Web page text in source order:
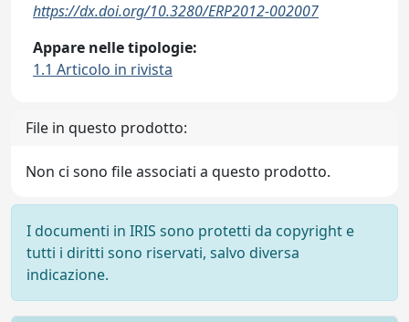
https://dx.doi.org/10.3280/ERP2012-002007
Appare nelle tipologie:
1.1 Articolo in rivista
File in questo prodotto:
Non ci sono file associati a questo prodotto.
I documenti in IRIS sono protetti da copyright e
tutti i diritti sono riservati, salvo diversa
indicazione.